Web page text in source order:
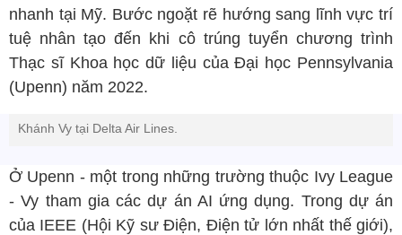
nhanh tại Mỹ. Bước ngoặt rẽ hướng sang lĩnh vực trí
tuệ nhân tạo đến khi cô trúng tuyển chương trình
Thạc sĩ Khoa học dữ liệu của Đại học Pennsylvania
(Upenn) năm 2022.
Khánh Vy tại Delta Air Lines.
Ở Upenn - một trong những trường thuộc Ivy League
- Vy tham gia các dự án AI ứng dụng. Trong dự án
của IEEE (Hội Kỹ sư Điện, Điện tử lớn nhất thế giới),